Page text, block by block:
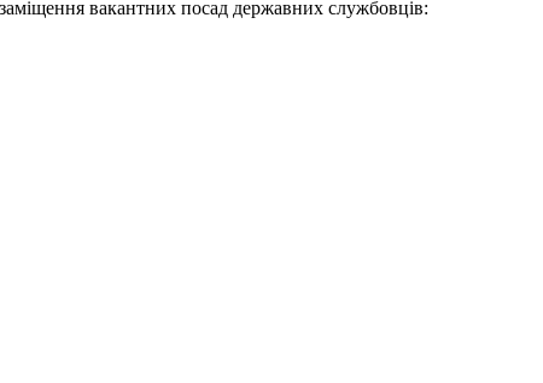
заміщення вакантних посад державних службовців: